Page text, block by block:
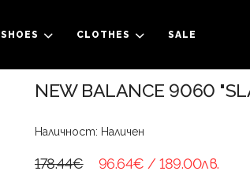
SHOES CLOTHES SALE
NEW BALANCE 9060
Наличност: Наличен
178.44€ 96.64€ / 189.00лв.